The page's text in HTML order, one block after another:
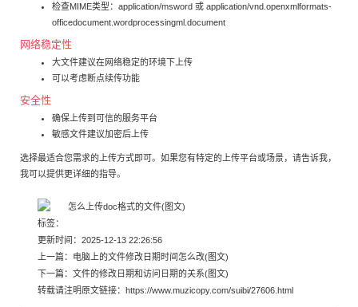
检查MIME类型：application/msword 或 application/vnd.openxmlformats-
officedocument.wordprocessingml.document
网络稳定性
大文件建议在网络稳定的环境下上传
可以考虑断点续传功能
安全性
确保上传到可信的服务平台
敏感文件建议加密后上传
选择最适合您需求的上传方式即可。如果您有特定的上传平台或场景，请告诉我，
我可以提供更详细的指导。
标签：
更新时间：2025-12-13 22:26:56
上一篇： 电脑上的文件修改日期时间怎么改(图文)
下一篇： 文件的修改日期和访问日期的关系(图文)
转载请注明原文链接： https://www.muzicopy.com/suibi/27606.html